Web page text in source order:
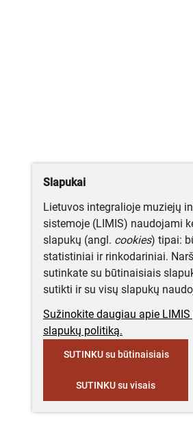
Slapukai
Lietuvos integralioje muziejų
sistemoje (LIMIS) naudojami
slapukų (angl. cookies) tipai:
statistiniai ir rinkodariniai.
sutinkate su būtinaisiais
sutikti ir su visų slapukų
Sužinokite daugiau apie
slapukų politiką.
SUTINKU su būtinaisiais
SUTINKU su visais